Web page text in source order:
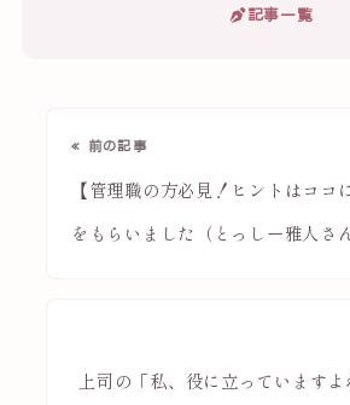
記事一覧
« 前の記事
【管理職の方必見！ヒントはココ
をもらいました（とっしー雅人さ
上司の「私、役に立っています